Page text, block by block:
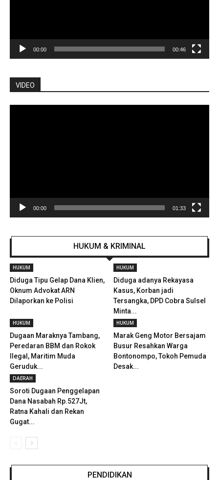
00:00 00:46
VIDEO
00:00 01:33
HUKUM & KRIMINAL
HUKUM
Diduga Tipu Gelap Dana Klien,
Oknum Advokat ARN
Dilaporkan ke Polisi
HUKUM
Diduga adanya Rekayasa
Kasus, Korban jadi
Tersangka, DPD Cobra Sulsel
Minta...
HUKUM
Dugaan Maraknya Tambang,
Peredaran BBM dan Rokok
Ilegal, Maritim Muda
Geruduk...
HUKUM
Marak Geng Motor Bersajam
Busur Resahkan Warga
Bontonompo, Tokoh Pemuda
Desak...
DAERAH
Soroti Dugaan Penggelapan
Dana Nasabah Rp.527Jt,
Ratna Kahali dan Rekan
Gugat...
PENDIDIKAN